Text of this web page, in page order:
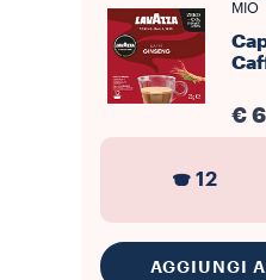
MIO
€
12
AGGIUNGI